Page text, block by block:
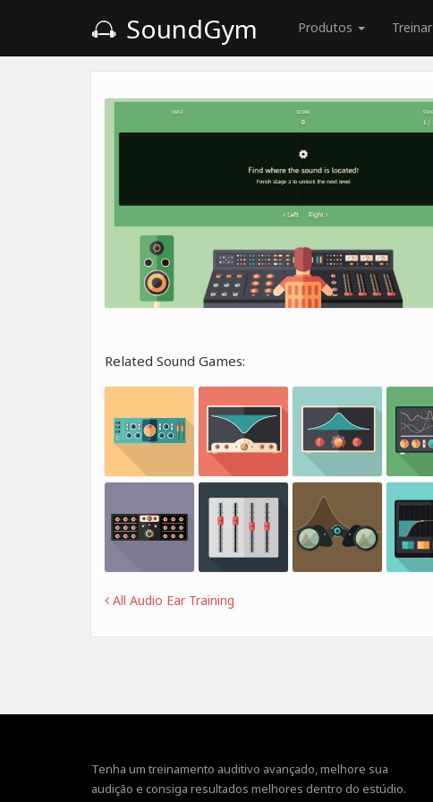
SoundGym Produtos Treinar
Related Sound Games:
All Audio Ear Training
Tenha um treinamento auditivo avançado, melhore sua
audição e consiga resultados melhores dentro do estúdio.